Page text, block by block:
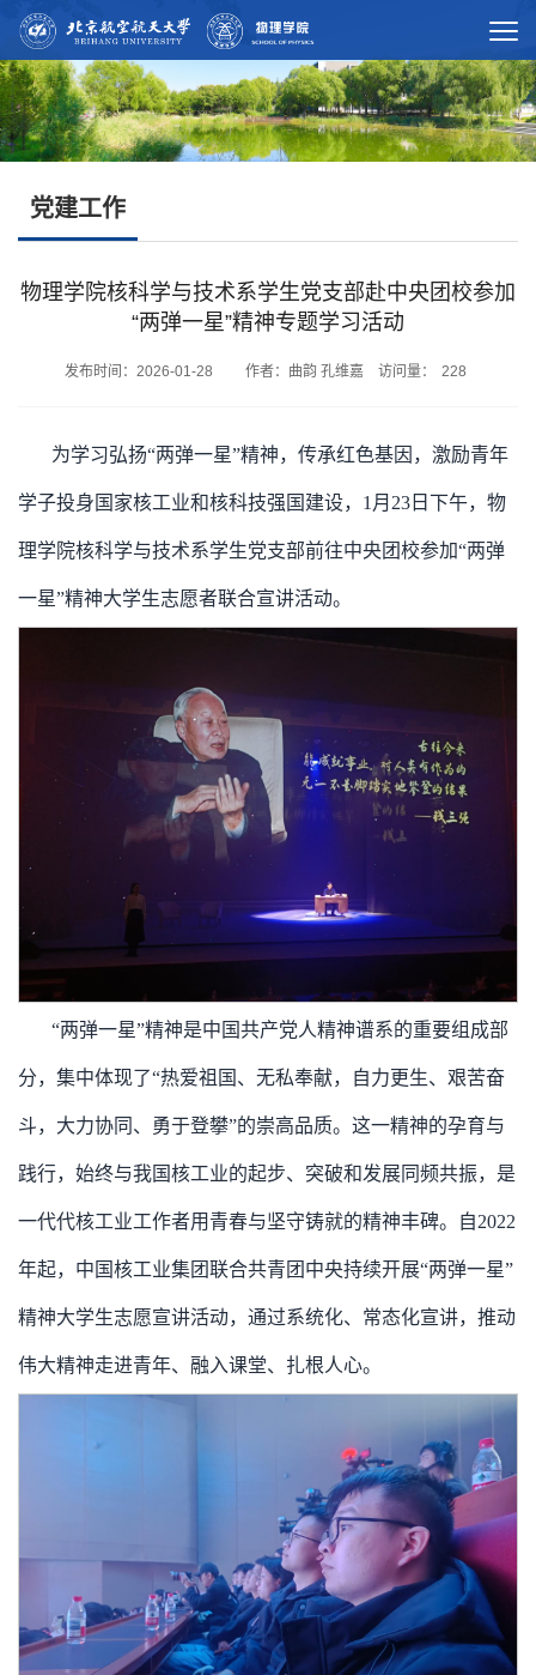
党建工作
物理学院核科学与技术系学生党支部赴中央团校参加
“两弹一星”精神专题学习活动
发布时间：2026-01-28 作者：曲韵 孔维嘉 访问量： 228
为学习弘扬“两弹一星”精神，传承红色基因，激励青年
学子投身国家核工业和核科技强国建设，1月23日下午，物
理学院核科学与技术系学生党支部前往中央团校参加“两弹
一星”精神大学生志愿者联合宣讲活动。
“两弹一星”精神是中国共产党人精神谱系的重要组成部
分，集中体现了“热爱祖国、无私奉献，自力更生、艰苦奋
斗，大力协同、勇于登攀”的崇高品质。这一精神的孕育与
践行，始终与我国核工业的起步、突破和发展同频共振，是
一代代核工业工作者用青春与坚守铸就的精神丰碑。自2022
年起，中国核工业集团联合共青团中央持续开展“两弹一星”
精神大学生志愿宣讲活动，通过系统化、常态化宣讲，推动
伟大精神走进青年、融入课堂、扎根人心。